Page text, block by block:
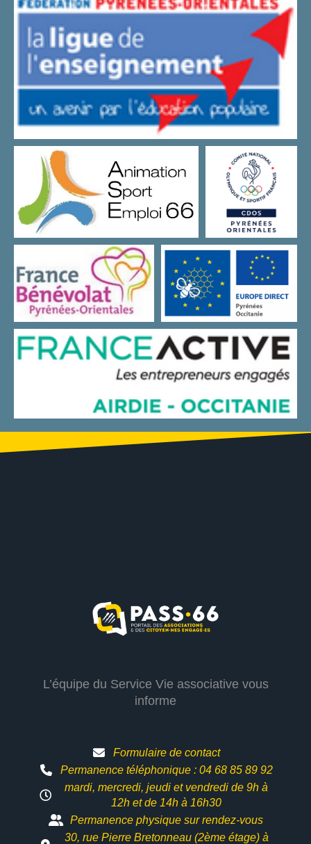
L’équipe du Service Vie associative vous
informe
Formulaire de contact
Permanence téléphonique : 04 68 85 89 92
mardi, mercredi, jeudi et vendredi de 9h à
12h etde 14h à 16h30
Permanence physique sur rendez-vous
30, rue Pierre Bretonneau (2ème étage) à